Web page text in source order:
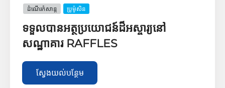
ដំណើរកំសាន្ដ ប្រូម៉ូសិន
ទទួលបានអត្ថប្រយោជន៍ដ៏អស្ចារ្យនៅ
សណ្ឋាគារ RAFFLES
ស្វែងយល់បន្ថែម​